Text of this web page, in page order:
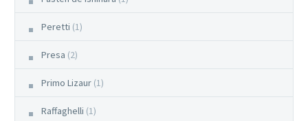
Peretti (1)
Presa (2)
Primo Lizaur (1)
Raffaghelli (1)